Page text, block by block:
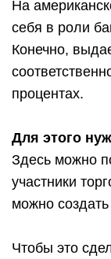
На
себя в роли
Конечно,
процентах.
Для этого
Здесь можно
участники
можно
Чтобы это